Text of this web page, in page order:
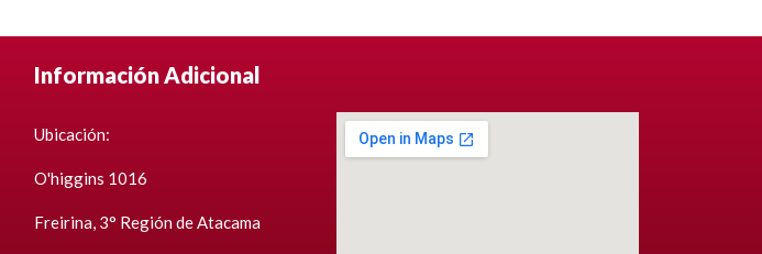
Información Adicional
Ubicación:
O'higgins 1016
Freirina, 3° Región de Atacama